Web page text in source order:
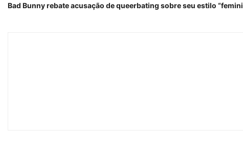
Bad Bunny rebate acusação de queerbating sobre seu estilo